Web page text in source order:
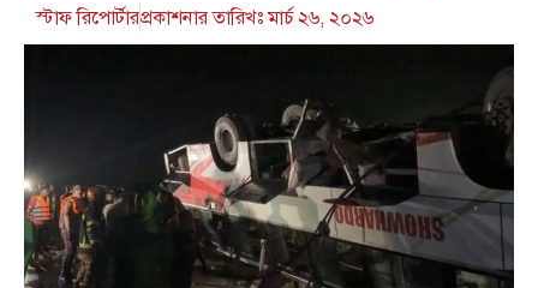
স্টাফ রিপোর্টারপ্রকাশনার তারিখঃমার্চ ২৬, ২০২৬